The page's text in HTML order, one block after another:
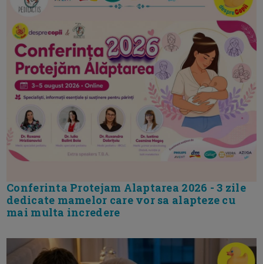
Conferinta Protejam Alaptarea 2026 - 3 zile
dedicate mamelor care vor sa alapteze cu
mai multa incredere